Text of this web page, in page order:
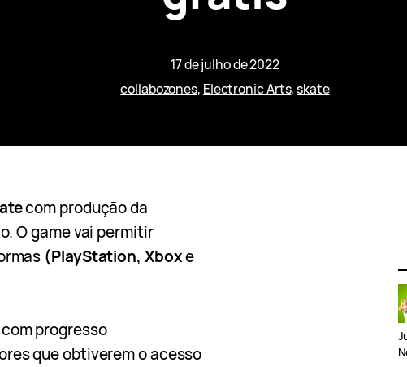
17 de julho de 2022
collabozones, Electronic Arts, skate
com produção da
O game vai permitir
(PlayStation, Xboxe
progresso
que obtiverem o acesso